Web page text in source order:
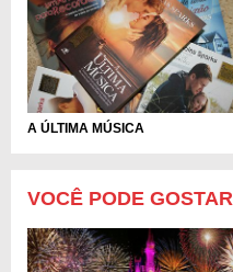
A ÚLTIMA MÚSICA
VOCÊ PODE GOSTAR